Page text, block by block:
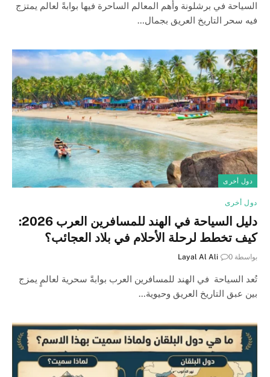
السياحة في برشلونة وأهم المعالم الساحرة فيها بوابةً لعالم يمتزج
فيه سحر التاريخ العريق بجمال…
دول أخرى
دول أخرى
دليل السياحة في الهند للمسافرين العرب 2026:
كيف تخطط لرحلة الأحلام في بلاد العجائب؟
بواسطة Layal Al Ali 0
تُعد السياحة في الهند للمسافرين العرب بوابةً سحرية لعالمٍ يمزج
بين عبق التاريخ العريق وحيوية…